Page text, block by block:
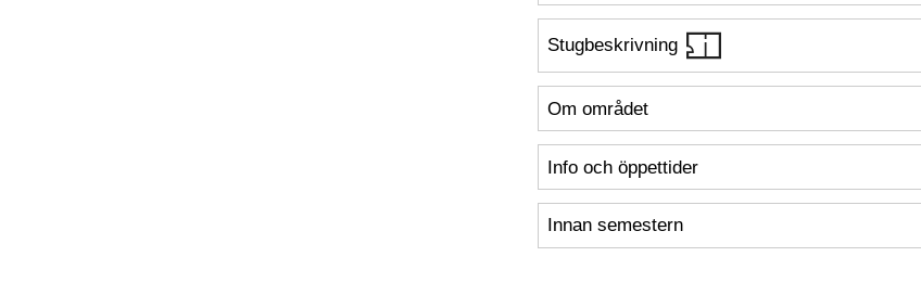
Stugbeskrivning
Om området
Info och öppettider
Innan semestern